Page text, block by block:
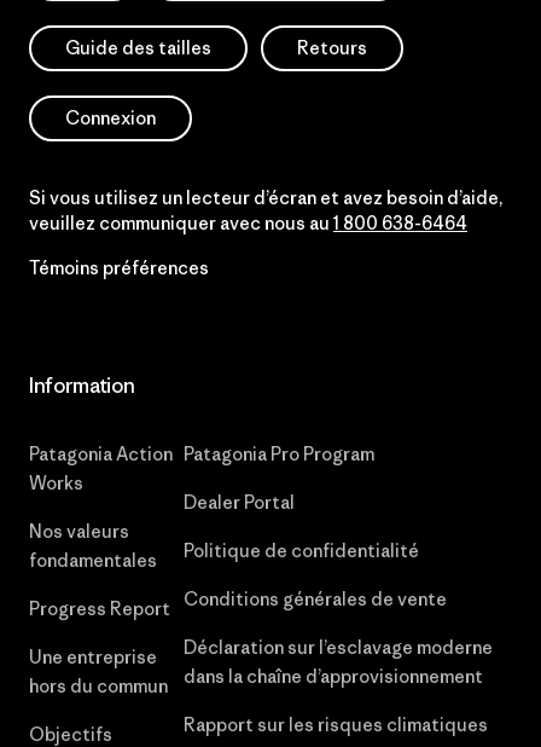
Guide des tailles Retours
Connexion
Si vous utilisez un lecteur d’écran et avez besoin d’aide,
veuillez communiquer avec nous au 1 800 638-6464
Témoins préférences
Information
Patagonia Action
Works
Nos valeurs
fondamentales
Progress Report
Une entreprise
hors du commun
Objectifs
Patagonia Pro Program
Dealer Portal
Politique de confidentialité
Conditions générales de vente
Déclaration sur l’esclavage moderne
dans la chaîne d’approvisionnement
Rapport sur les risques climatiques